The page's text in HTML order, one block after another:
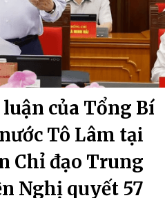
của Tổng Bí
Tô Lâm tại
Chỉ đạo Trung
Nghị quyết 57